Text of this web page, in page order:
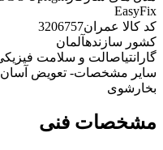
EasyFix
کد کالا عمران3206757
کشور سازندهآلمان
گارانتیاصالت و سلامت فیزیکی
سایر مشخصات- تعویض
بخارشوی
مشخصات فنی